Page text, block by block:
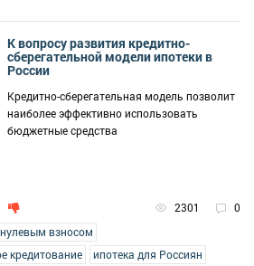
К вопросу развития кредитно-
сберегательной модели ипотеки в
России
Кредитно-сберегательная модель позволит
наиболее эффективно использовать
бюджетные средства
2301 0
взносом
кредитование
ипотека для Россиян